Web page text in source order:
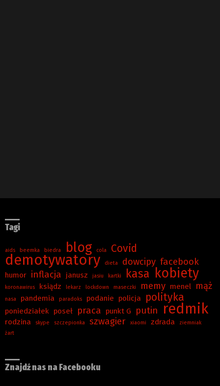
Tagi
aids beemka biedra blog cola Covid
demotywatory dieta dowcipy facebook
humor inflacja janusz jasiu kartki kasa kobiety
koronawirus ksiądz lekarz lockdown maseczki memy menel mąż
nasa pandemia paradoks podanie policja polityka
poniedziałek poseł praca punkt G putin redmik
rodzina skype szczepionka szwagier xiaomi zdrada
ziemniak
żart
Znajdź nas na Facebooku